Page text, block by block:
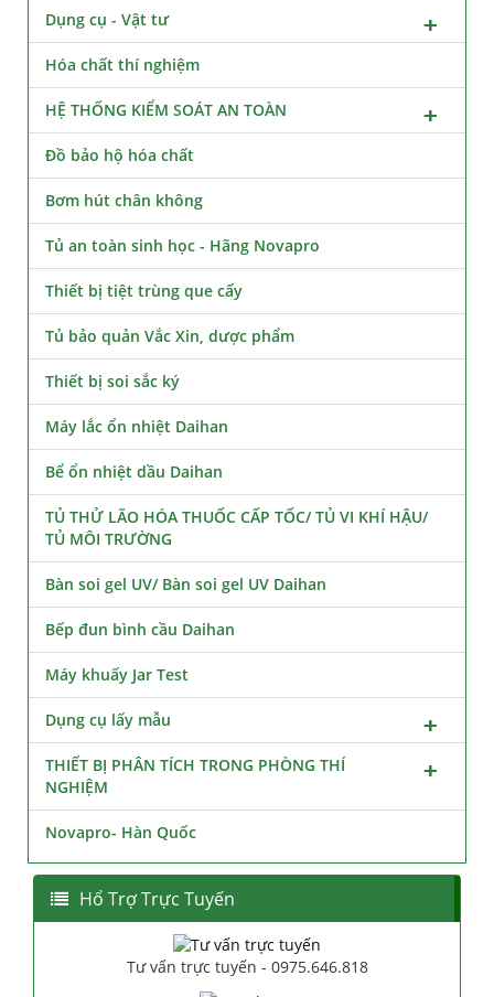
Dụng cụ - Vật tư
Hóa chất thí nghiệm
HỆ THỐNG KIỂM SOÁT AN TOÀN
Đồ bảo hộ hóa chất
Bơm hút chân không
Tủ an toàn sinh học - Hãng Novapro
Thiết bị tiệt trùng que cấy
Tủ bảo quản Vắc Xin, dược phẩm
Thiết bị soi sắc ký
Máy lắc ổn nhiệt Daihan
Bể ổn nhiệt dầu Daihan
TỦ THỬ LÃO HÓA THUỐC CẤP TỐC/ TỦ VI KHÍ HẬU/
TỦ MÔI TRƯỜNG
Bàn soi gel UV/ Bàn soi gel UV Daihan
Bếp đun bình cầu Daihan
Máy khuấy Jar Test
Dụng cụ lấy mẫu
THIẾT BỊ PHÂN TÍCH TRONG PHÒNG THÍ
NGHIỆM
Novapro- Hàn Quốc
Hổ Trợ Trực Tuyến
Tư vấn trực tuyến - 0975.646.818